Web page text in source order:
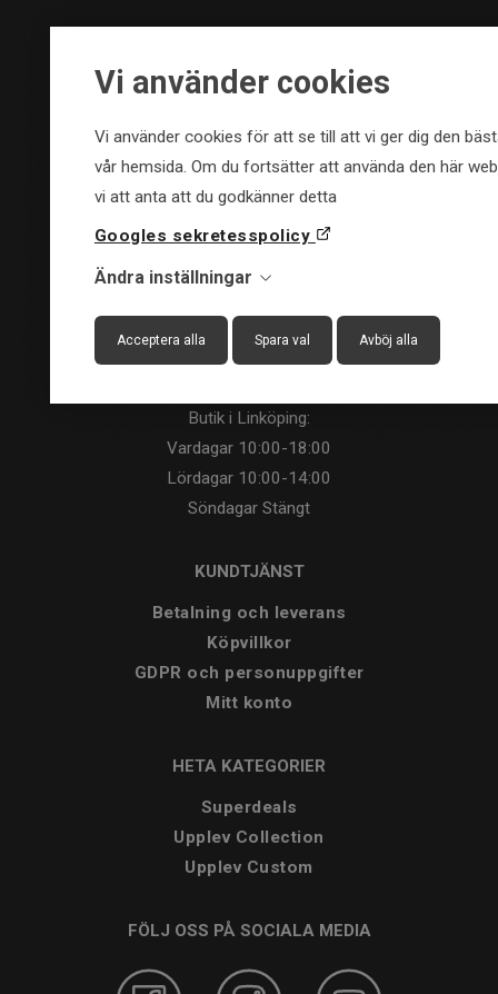
Vi använder cookies
Vi använder cookies för att se till att vi ger dig den
vår hemsida. Om du fortsätter att använda den här
vi att anta att du godkänner detta
Googles sekretesspolicy
Ändra inställningar
Acceptera alla Spara val Avböj alla
Upplev äventyr och fritid i Östergötland AB
Roxengatan 4, 58273 Linköping
Telefon:013-10 33 00
Webb & Orderfrågor:
Övriga frågor:info@upplevstore.se
Båt & Marinfrågor: Marin@upplevstore.se
Org.nr.: 556962-4025
Butik i Linköping:
Vardagar 10:00-18:00
Lördagar 10:00-14:00
Söndagar Stängt
KUNDTJÄNST
Betalning och leverans
Köpvillkor
GDPR och personuppgifter
Mitt konto
HETA KATEGORIER
Superdeals
Upplev Collection
Upplev Custom
FÖLJ OSS PÅ SOCIALA MEDIA